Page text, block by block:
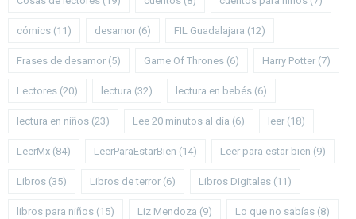
cómics (11) desamor (6) FIL Guadalajara (12)
Frases de desamor (5) Game Of Thrones (6) Harry Potter (7)
Lectores (20) lectura (32) lectura en bebés (6)
lectura en niños (23) Lee 20 minutos al día (6) leer (18)
LeerMx (84) LeerParaEstarBien (14) Leer para estar bien (9)
Libros (35) Libros de terror (6) Libros Digitales (11)
libros para niños (15) Liz Mendoza (9) Lo que no sabías (8)